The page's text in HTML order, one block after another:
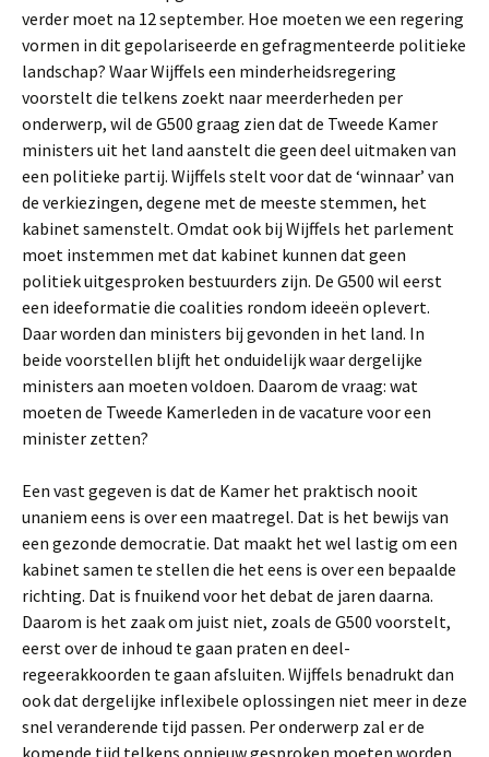
verder moet na 12 september. Hoe moeten we een regering
vormen in dit gepolariseerde en gefragmenteerde politieke
landschap? Waar Wijffels een minderheidsregering
voorstelt die telkens zoekt naar meerderheden per
onderwerp, wil de G500 graag zien dat de Tweede Kamer
ministers uit het land aanstelt die geen deel uitmaken van
een politieke partij. Wijffels stelt voor dat de ‘winnaar’ van
de verkiezingen, degene met de meeste stemmen, het
kabinet samenstelt. Omdat ook bij Wijffels het parlement
moet instemmen met dat kabinet kunnen dat geen
politiek uitgesproken bestuurders zijn. De G500 wil eerst
een ideeformatie die coalities rondom ideeën oplevert.
Daar worden dan ministers bij gevonden in het land. In
beide voorstellen blijft het onduidelijk waar dergelijke
ministers aan moeten voldoen. Daarom de vraag: wat
moeten de Tweede Kamerleden in de vacature voor een
minister zetten?
Een vast gegeven is dat de Kamer het praktisch nooit
unaniem eens is over een maatregel. Dat is het bewijs van
een gezonde democratie. Dat maakt het wel lastig om een
kabinet samen te stellen die het eens is over een bepaalde
richting. Dat is fnuikend voor het debat de jaren daarna.
Daarom is het zaak om juist niet, zoals de G500 voorstelt,
eerst over de inhoud te gaan praten en deel-
regeerakkoorden te gaan afsluiten. Wijffels benadrukt dan
ook dat dergelijke inflexibele oplossingen niet meer in deze
snel veranderende tijd passen. Per onderwerp zal er de
komende tijd telkens opnieuw gesproken moeten worden